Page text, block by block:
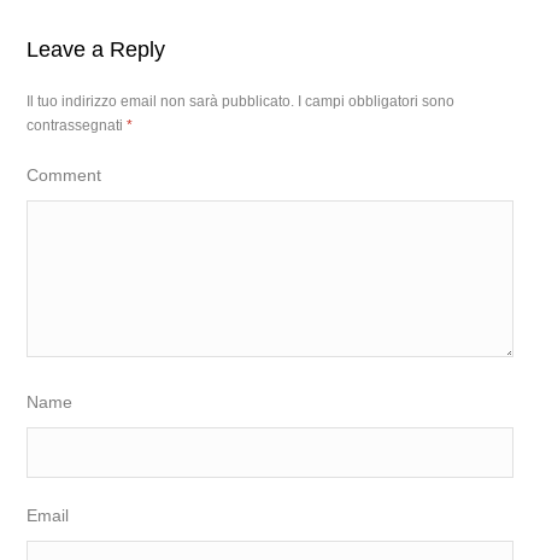
Leave a Reply
Il tuo indirizzo email non sarà pubblicato.
I campi obbligatori sono
contrassegnati*
Comment
Name
Email